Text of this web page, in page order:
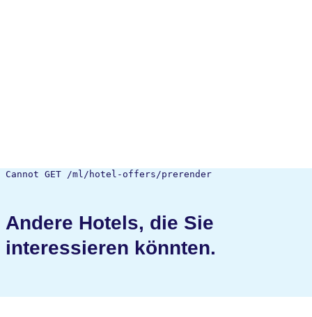
Cannot GET /ml/hotel-offers/prerender
Andere Hotels, die Sie
interessieren könnten.